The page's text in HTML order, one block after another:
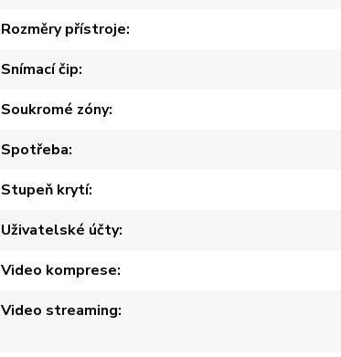
Rozměry přístroje
Snímací čip
Soukromé zóny
Spotřeba
Stupeň krytí
Uživatelské účty
Video komprese
Video streaming